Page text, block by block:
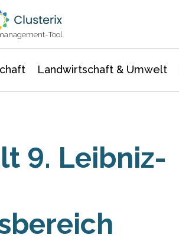
Tool
Landwirtschaft & Umwelt
9. Leibniz-